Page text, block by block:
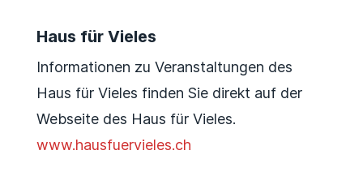
Haus für Vieles
Informationen zu Veranstaltungen des
Haus für Vieles finden Sie direkt auf der
Webseite des Haus für Vieles.
www.hausfuervieles.ch